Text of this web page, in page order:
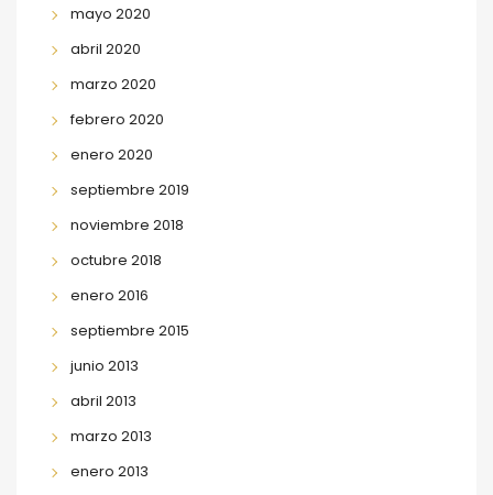
mayo 2020
abril 2020
marzo 2020
febrero 2020
enero 2020
septiembre 2019
noviembre 2018
octubre 2018
enero 2016
septiembre 2015
junio 2013
abril 2013
marzo 2013
enero 2013